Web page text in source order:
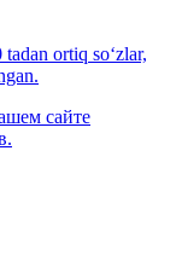
ortiq so‘zlar,
сайте